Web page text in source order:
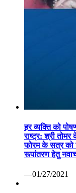
हर व्यक्ति को
राष्ट्र: श्री
फोरम के सत्र को
रूपांतरण हेतु
—01/27/2021